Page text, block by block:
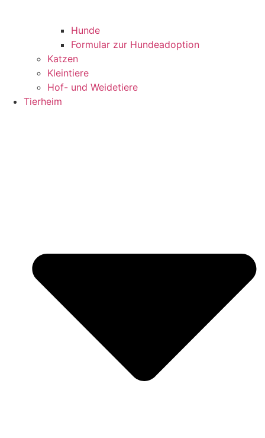
Hunde
Formular zur Hundeadoption
Katzen
Kleintiere
Hof- und Weidetiere
Tierheim